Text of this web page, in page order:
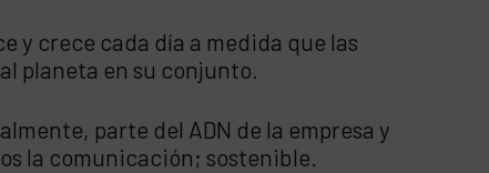
y crece cada día a medida que las
planeta en su conjunto.
parte del ADN de la empresa y
la comunicación; sostenible.